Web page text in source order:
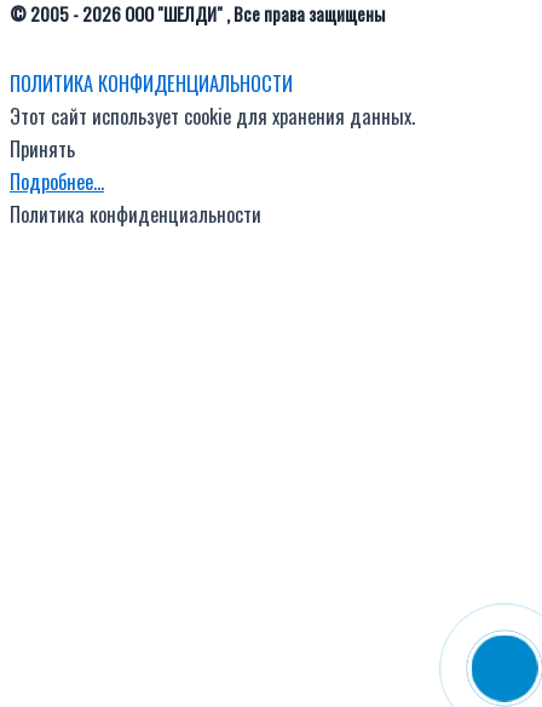
© 2005 - 2026 ООО "ШЕЛДИ" , Все права защищены
ПОЛИТИКА КОНФИДЕНЦИАЛЬНОСТИ
Этот сайт использует cookie для хранения данных.
Принять
Подробнее…
Политика конфиденциальности